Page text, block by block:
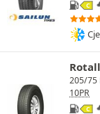
C
205/75
10PR
C